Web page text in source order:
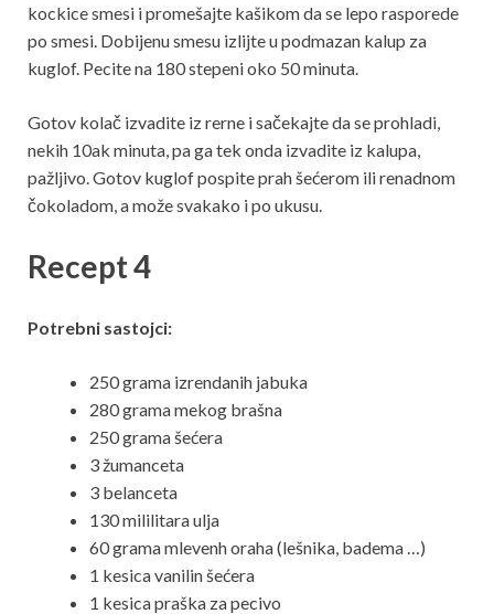
kockice smesi i promešajte kašikom da se lepo rasporede
po smesi. Dobijenu smesu izlijte u podmazan kalup za
kuglof. Pecite na 180 stepeni oko 50 minuta.
Gotov kolač izvadite iz rerne i sačekajte da se prohladi,
nekih 10ak minuta, pa ga tek onda izvadite iz kalupa,
pažljivo. Gotov kuglof pospite prah šećerom ili renadnom
čokoladom, a može svakako i po ukusu.
Recept 4
Potrebni sastojci:
250 grama izrendanih jabuka
280 grama mekog brašna
250 grama šećera
3 žumanceta
3 belanceta
130 mililitara ulja
60 grama mlevenh oraha (lešnika, badema …)
1 kesica vanilin šećera
1 kesica praška za pecivo